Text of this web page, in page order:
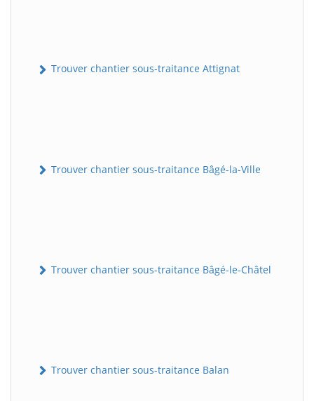
Trouver chantier sous-traitance Attignat
Trouver chantier sous-traitance Bâgé-la-Ville
Trouver chantier sous-traitance Bâgé-le-Châtel
Trouver chantier sous-traitance Balan